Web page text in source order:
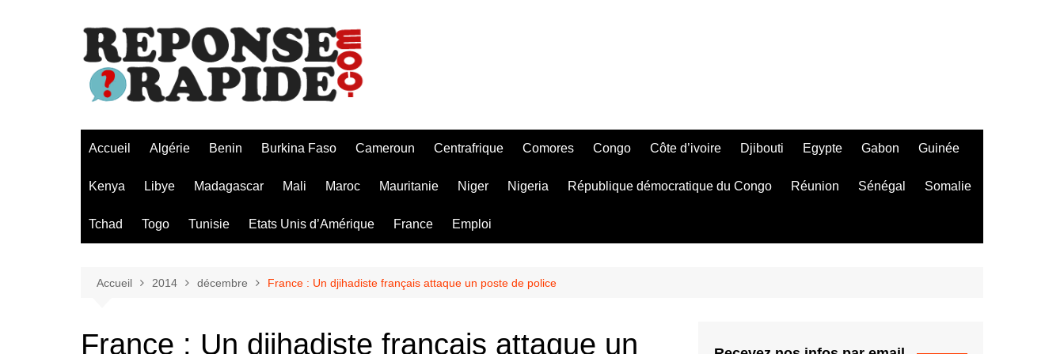
Accueil Algérie Benin Burkina Faso Cameroun Centrafrique Comores Congo Côte d’ivoire Djibouti Egypte Gabon Guinée
Kenya Libye Madagascar Mali Maroc Mauritanie Niger Nigeria République démocratique du Congo Réunion Sénégal Somalie
Tchad Togo Tunisie Etats Unis d’Amérique France Emploi
Accueil 2014 décembre France : Un djihadiste français attaque un poste de police
France : Un djihadiste français attaque un